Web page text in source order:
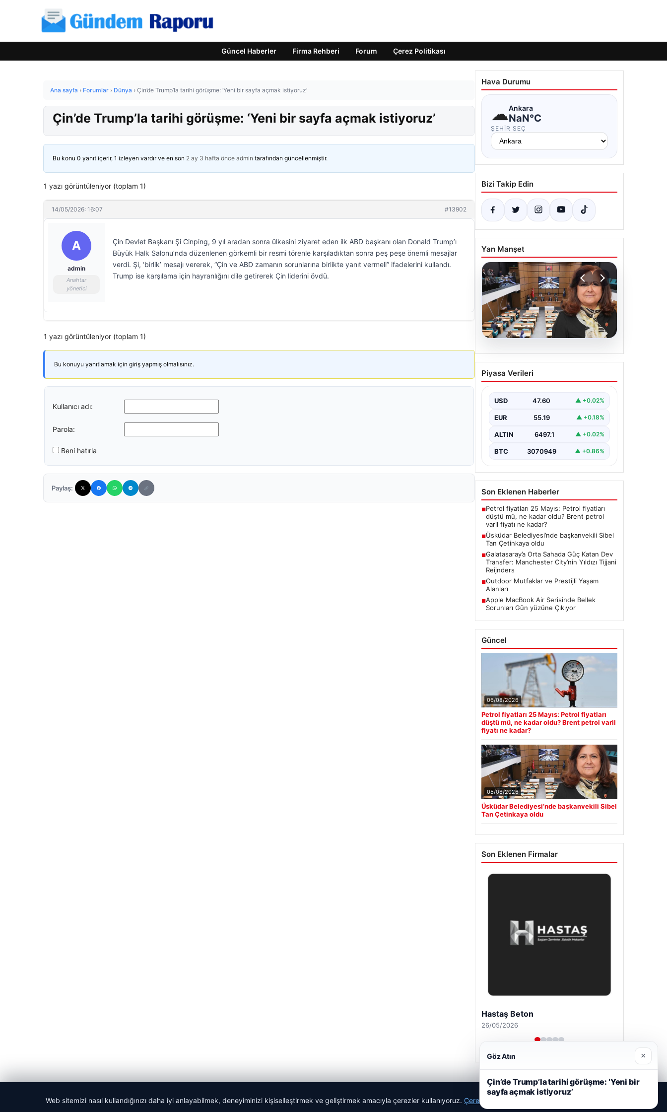
Güncel Haberler Firma Rehberi Forum Çerez Politikası
Ana sayfa › Forumlar › Dünya › Çin’de Trump’la tarihi görüşme: ‘Yeni bir sayfa açmak istiyoruz’
Çin’de Trump’la tarihi görüşme: ‘Yeni bir sayfa açmak istiyoruz’
Bu konu 0 yanıt içerir, 1 izleyen vardır ve en son 2 ay 3 hafta önce admin tarafından güncellenmiştir.
1 yazı görüntüleniyor (toplam 1)
14/05/2026: 16:07 #13902
A
admin
Anahtar
yönetici
Çin Devlet Başkanı Şi Cinping, 9 yıl aradan sonra ülkesini ziyaret eden ilk ABD başkanı olan Donald Trump’ı
Büyük Halk Salonu’nda düzenlenen görkemli bir resmi törenle karşıladıktan sonra peş peşe önemli mesajlar
verdi. Şi, ‘birlik’ mesajı vererek, “Çin ve ABD zamanın sorunlarına birlikte yanıt vermeli” ifadelerini kullandı.
Trump ise karşılama için hayranlığını dile getirerek Çin liderini övdü.
1 yazı görüntüleniyor (toplam 1)
Bu konuyu yanıtlamak için giriş yapmış olmalısınız.
Kullanıcı adı:
Parola:
Beni hatırla
Paylaş:
Hava Durumu
☁Ankara
NaN°C
ŞEHIR SEÇ
Bizi Takip Edin
Yan Manşet
Üsküdar Belediyesi’nde
başkanvekili Sibel Tan
Piyasa Verileri
USD 47.60 ▲ +0.02%
EUR 55.19 ▲ +0.18%
ALTIN 6497.1 ▲ +0.02%
BTC 3070949 ▲ +0.86%
Son Eklenen Haberler
■Petrol fiyatları 25 Mayıs: Petrol fiyatları
düştü mü, ne kadar oldu? Brent petrol
varil fiyatı ne kadar?
■Üsküdar Belediyesi’nde başkanvekili Sibel
Tan Çetinkaya oldu
■Galatasaray’a Orta Sahada Güç Katan Dev
Transfer: Manchester City’nin Yıldızı Tijjani
Reijnders
■Outdoor Mutfaklar ve Prestijli Yaşam
Alanları
■Apple MacBook Air Serisinde Bellek
Sorunları Gün yüzüne Çıkıyor
Güncel
06/08/2026
Petrol fiyatları 25 Mayıs: Petrol fiyatları
düştü mü, ne kadar oldu? Brent petrol varil
fiyatı ne kadar?
05/08/2026
Üsküdar Belediyesi’nde başkanvekili Sibel
Tan Çetinkaya oldu
Son Eklenen Firmalar
Hastaş Beton
26/05/2026
© 2026 Haber Vakti – Güncel Haberler
Web sitemizi nasıl kullandığınızı daha iyi anlayabilmek, deneyiminizi kişiselleştirmek ve geliştirmek amacıyla çerezler kullanıyoruz. Çerez Politikamız
Göz Atın ×
Çin’de Trump’la tarihi görüşme: ‘Yeni bir
sayfa açmak istiyoruz’